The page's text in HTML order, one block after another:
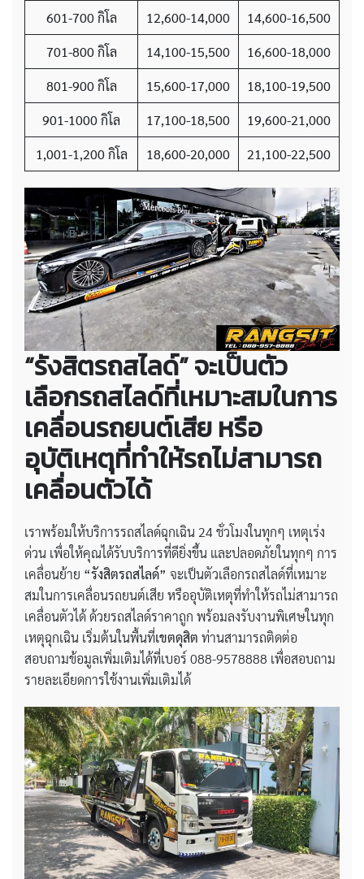
601-700 กิโล 12,600-14,000
14,600-16,500
701-800 กิโล
14,100-15,500
16,600-18,000
801-900 กิโล
15,600-17,000
18,100-19,500
901-1000 กิโล
17,100-18,500
19,600-21,000
1,001-1,200 กิโล
18,600-20,000 21,100-22,500
“รังสิตรถสไลด์” จะเป็นตัว
เลือกรถสไลด์ที่เหมาะสมในการ
เคลื่อนรถยนต์เสีย หรือ
อุบัติเหตุที่ทำให้รถไม่สามารถ
เคลื่อนตัวได้
เราพร้อมให้บริการรถสไลด์ฉุกเฉิน 24 ชั่วโมงในทุกๆ เหตุเร่ง
ด่วน เพื่อให้คุณได้รับบริการที่ดียิ่งขึ้น และปลอดภัยในทุกๆ การ
เคลื่อนย้าย “รังสิตรถสไลด์” จะเป็นตัวเลือกรถสไลด์ที่เหมาะ
สมในการเคลื่อนรถยนต์เสีย หรืออุบัติเหตุที่ทำให้รถไม่สามารถ
เคลื่อนตัวได้ ด้วยรถสไลด์ราคาถูก พร้อมลงรับงานพิเศษในทุก
เหตุฉุกเฉิน เริ่มต้นในพื้นที่เขตดุสิต ท่านสามารถติดต่อ
สอบถามข้อมูลเพิ่มเติมได้ที่เบอร์ 088-9578888 เพื่อสอบถาม
รายละเอียดการใช้งานเพิ่มเติมได้